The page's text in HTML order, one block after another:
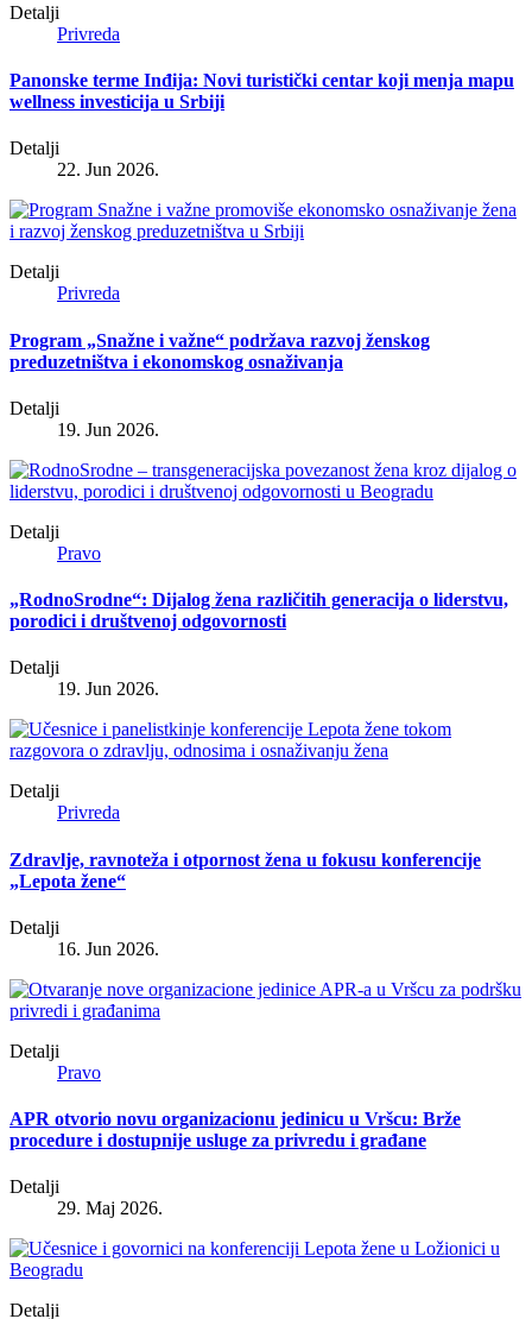
Detalji
Privreda
Panonske terme Inđija: Novi turistički centar koji menja mapu
wellness investicija u Srbiji
Detalji
22. Jun 2026.
Detalji
Privreda
Program „Snažne i važne“ podržava razvoj ženskog
preduzetništva i ekonomskog osnaživanja
Detalji
19. Jun 2026.
Detalji
Pravo
„RodnoSrodne“: Dijalog žena različitih generacija o liderstvu,
porodici i društvenoj odgovornosti
Detalji
19. Jun 2026.
Detalji
Privreda
Zdravlje, ravnoteža i otpornost žena u fokusu konferencije
„Lepota žene“
Detalji
16. Jun 2026.
Detalji
Pravo
APR otvorio novu organizacionu jedinicu u Vršcu: Brže
procedure i dostupnije usluge za privredu i građane
Detalji
29. Maj 2026.
Detalji